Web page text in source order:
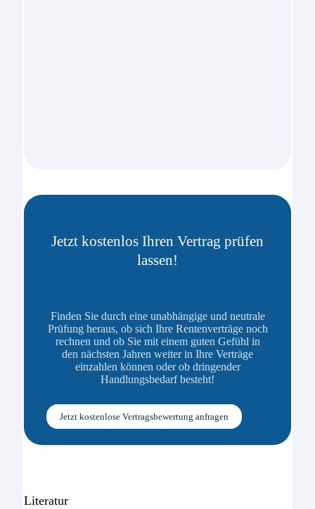
Jetzt kostenlos Ihren Vertrag prüfen
lassen!
Finden Sie durch eine unabhängige und neutrale
Prüfung heraus, ob sich Ihre Rentenverträge noch
rechnen und ob Sie mit einem guten Gefühl in
den nächsten Jahren weiter in Ihre Verträge
einzahlen können oder ob dringender
Handlungsbedarf besteht!
Jetzt kostenlose Vertragsbewertung anfragen
Literatur